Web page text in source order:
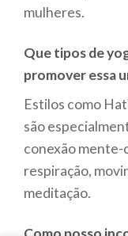
mulheres.
Que tipos de
promover essa
Estilos como
são
conexão mente-
respiração,
meditação.